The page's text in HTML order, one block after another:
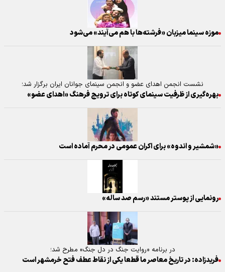
موزه سینما میزبان «فرشته‌ها با هم می‌آیند» می‌شود
نشست انجمن اهدای عضو و انجمن سینمای جوانان ایران برگزار شد؛
بهره‌گیری از ظرفیت سینمای کوتاه برای ترویج فرهنگ «اهدای عضو»
«شمشیر و اندوه» برای اکران عمومی در محرم آماده است
رونمایی از پوستر مستند «رسم صد ساله»
در برنامه «روایت جنگ در دل جنگ» مطرح شد؛
فریدزاده: در تاریخ معاصر ما قطعا یکی از نقاط عطف فتح خرمشهر است